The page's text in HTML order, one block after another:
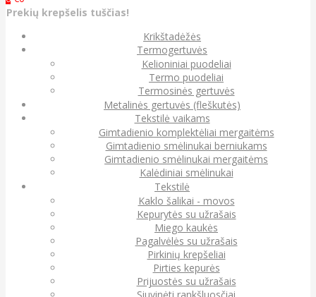
Prekių krepšelis tuščias!
Krikštadėžės
Termogertuvės
Kelioniniai puodeliai
Termo puodeliai
Termosinės gertuvės
Metalinės gertuvės (fleškutės)
Tekstilė vaikams
Gimtadienio komplektėliai mergaitėms
Gimtadienio smėlinukai berniukams
Gimtadienio smėlinukai mergaitėms
Kalėdiniai smėlinukai
Tekstilė
Kaklo šalikai - movos
Kepurytės su užrašais
Miego kaukės
Pagalvėlės su užrašais
Pirkinių krepšeliai
Pirties kepurės
Prijuostės su užrašais
Siuvinėti rankšluosčiai